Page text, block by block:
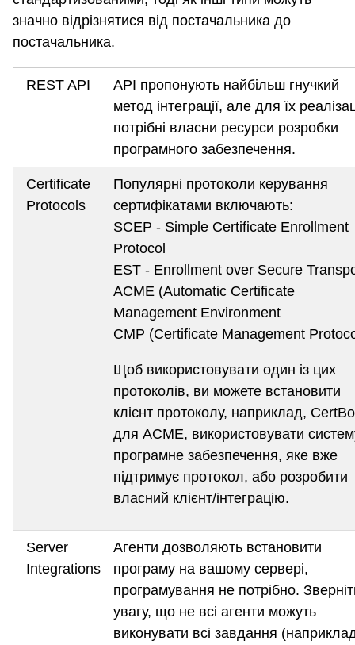
значно відрізнятися від постачальника до
постачальника.
REST API
API пропонують найбільш гнучкий
метод інтеграції, але для їх
потрібні власни ресурси розробки
програмного забезпечення.
Certificate
Protocols
Популярні протоколи керування
сертифікатами включають:
SCEP - Simple Certificate Enrollment
Protocol
EST - Enrollment over Secure
ACME (Automatic Certificate
Management Environment
CMP (Certificate Management
Щоб використовувати один із цих
протоколів, ви можете встановити
клієнт протоколу, наприклад,
для ACME, використовувати
програмне забезпечення, яке вже
підтримує протокол, або розробити
власний клієнт/інтеграцію.
Server
Integrations
Агенти дозволяють встановити
програму на вашому сервері,
програмування не потрібно.
увагу, що не всі агенти можуть
виконувати всі завдання